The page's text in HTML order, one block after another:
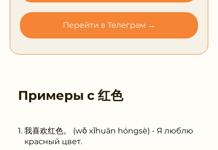
Перейти в Телеграм →
Примеры с 红色
我喜欢红色。 (wǒ xǐhuān hóngsè) - Я люблю
красный цвет.